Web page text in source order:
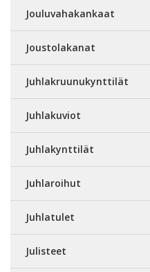
Jouluvahakankaat
Joustolakanat
Juhlakruunukynttilät
Juhlakuviot
Juhlakynttilät
Juhlaroihut
Juhlatulet
Julisteet